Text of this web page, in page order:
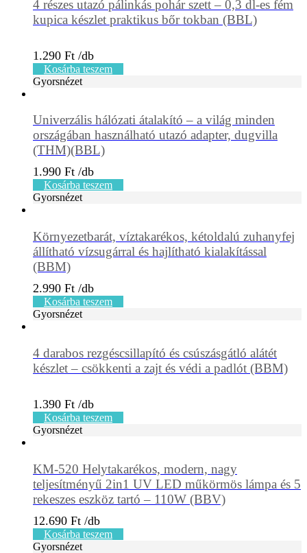
4 részes utazó pálinkás pohár szett – 0,3 dl-es fém
kupica készlet praktikus bőr tokban (BBL)
1.290 Ft
Kosárba teszem
Gyorsnézet
Univerzális hálózati átalakító – a világ minden
országában használható utazó adapter, dugvilla
(THM)(BBL)
1.990 Ft
Kosárba teszem
Gyorsnézet
Környezetbarát, víztakarékos, kétoldalú zuhanyfej
állítható vízsugárral és hajlítható kialakítással
(BBM)
2.990 Ft
Kosárba teszem
Gyorsnézet
4 darabos rezgéscsillapító és csúszásgátló alátét
készlet – csökkenti a zajt és védi a padlót (BBM)
1.390 Ft
Kosárba teszem
Gyorsnézet
KM-520 Helytakarékos, modern, nagy
teljesítményű 2in1 UV LED műkörmös lámpa és 5
rekeszes eszköz tartó – 110W (BBV)
12.690 Ft
Kosárba teszem
Gyorsnézet